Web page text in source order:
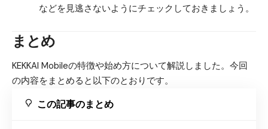
などを見逃さないようにチェックしておきましょう。
まとめ
KEKKAI Mobileの特徴や始め方について解説しました。今回
の内容をまとめると以下のとおりです。
この記事のまとめ